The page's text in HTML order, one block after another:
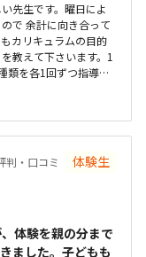
先生です。曜日によ
で 余計に向き合って
カリキュラムの目的
教えて下さいます。1
類を各1回ずつ指導し
自転車で通ってお
ても置きやすく助か
ロボット等を動かせ
コロナ対策もしっかり
指導してくださるの
判・口コミ 体験生
体験を親の分まで
ました。子どもも